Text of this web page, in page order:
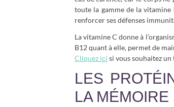
toute la gamme de la
renforcer ses défenses
La vitamine C donne à
B12 quant à elle, permet de
Cliquez ici si vous souhaitez un
LES
LA MÉMOIRE